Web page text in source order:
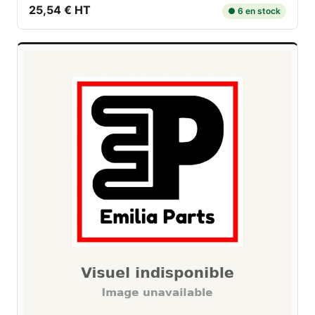
25,54 € HT ● 6 en stock